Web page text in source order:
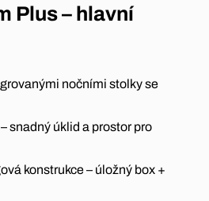
Plus – hlavní
nočními stolky se
snadný úklid a prostor pro
konstrukce – úložný box +